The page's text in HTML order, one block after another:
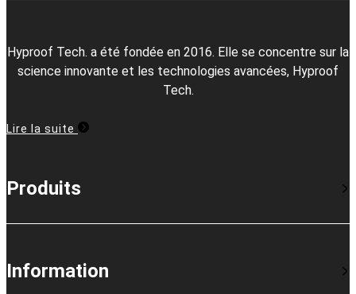
Hyproof Tech. a été fondée en 2016. Elle se concentre sur la
science innovante et les technologies avancées, Hyproof
Tech.
Lire la suite
Produits
Information